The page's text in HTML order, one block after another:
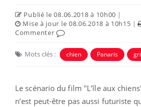
Publié le 08.06.2018 à 10h00 |
Mise à jour le 08.06.2018 à 10h15 |
Commenter
Mots clés : chien Panaris
Le scénario du film "L’île aux
n’est peut-être pas aussi futuriste